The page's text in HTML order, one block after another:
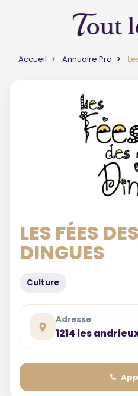
Accueil Annuaire Pro
LES FÉES
DINGUES
Culture
Adresse
1214 les